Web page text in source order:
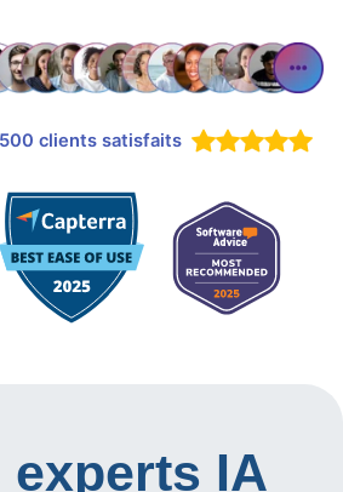
clients satisfaits
experts IA